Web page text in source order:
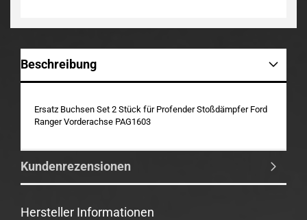
Beschreibung
Ersatz Buchsen Set 2 Stück für Profender Stoßdämpfer Ford
Ranger Vorderachse PAG1603
Kundenrezensionen
Hersteller Informationen